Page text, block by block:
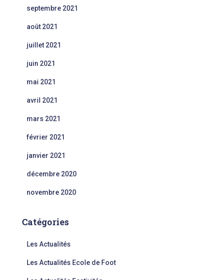
septembre 2021
août 2021
juillet 2021
juin 2021
mai 2021
avril 2021
mars 2021
février 2021
janvier 2021
décembre 2020
novembre 2020
Catégories
Les Actualités
Les Actualités Ecole de Foot